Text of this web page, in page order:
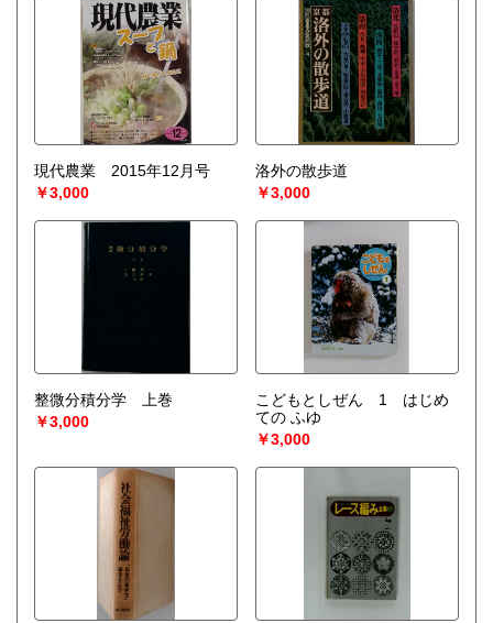
現代農業 2015年12月号
￥3,000
洛外の散歩道
￥3,000
整微分積分学 上巻
￥3,000
こどもとしぜん 1 はじめ
ての ふゆ
￥3,000